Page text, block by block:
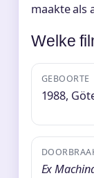
maakte als
Welke
GEBOORTE
1988,
Ex